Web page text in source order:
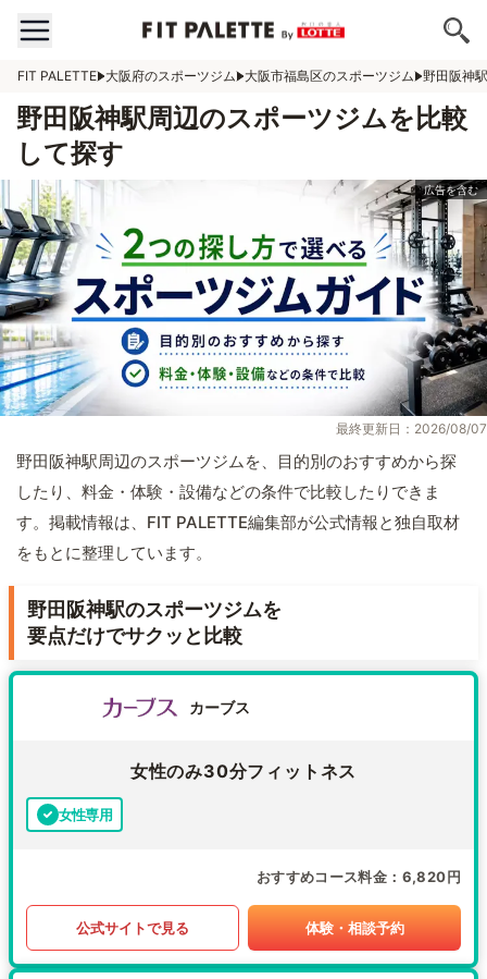
FIT PALETTE 大阪府のスポーツジム 大阪市福島区のスポーツジム 野田阪神
野田阪神駅周辺のスポーツジムを比較
して探す
最終更新日：2026/08/07
野田阪神駅周辺のスポーツジムを、目的別のおすすめから探
したり、料金・体験・設備などの条件で比較したりできま
す。掲載情報は、FIT PALETTE編集部が公式情報と独自取材
をもとに整理しています。
野田阪神駅のスポーツジムを
要点だけでサクッと比較
カーブス
女性のみ30分フィットネス
女性専用
おすすめコース料金 6,820円
公式サイトで見る 体験・相談予約